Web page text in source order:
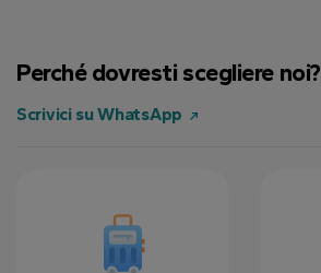
Perché dovresti scegliere noi?
Scrivici su WhatsApp